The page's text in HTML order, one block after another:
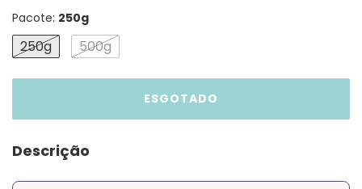
Pacote: 250g
250g 500g
Descrição